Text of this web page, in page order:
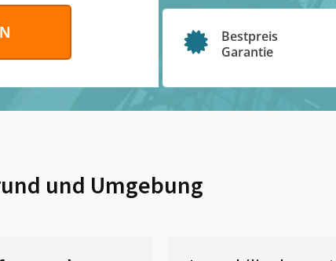
Bestpreis
Garantie
und Umgebung